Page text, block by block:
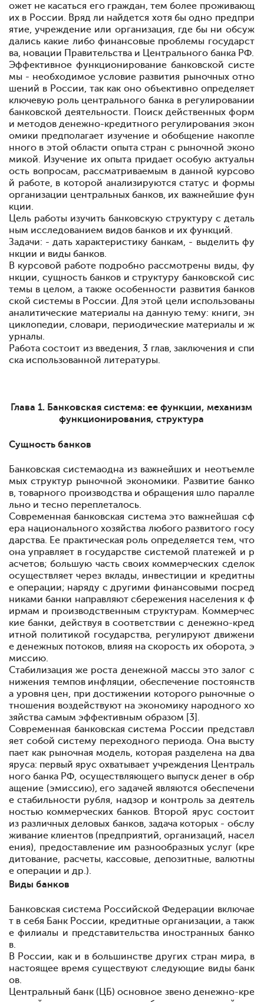
ожет не касаться его граждан, тем более проживающ
их в России. Вряд ли найдется хотя бы одно предпри
ятие, учреждение или организация, где бы ни обсуж
дались какие либо финансовые проблемы государст
ва, новации Правительства и Центрального банка РФ.
Эффективное функционирование банковской систе
мы - необходимое условие развития рыночных отно
шений в России, так как оно объективно определяет
ключевую роль центрального банка в регулировании
банковской деятельности. Поиск действенных форм
и методов денежно-кредитного регулирования экон
омики предполагает изучение и обобщение накопле
нного в этой области опыта стран с рыночной эконо
микой. Изучение их опыта придает особую актуальн
ость вопросам, рассматриваемым в данной курсово
й работе, в которой анализируются статус и формы
организации центральных банков, их важнейшие фун
кции.
Цель работы изучить банковскую структуру с деталь
ным исследованием видов банков и их функций.
Задачи: - дать характеристику банкам, - выделить фу
нкции и виды банков.
В курсовой работе подробно рассмотрены виды, фу
нкции, сущность банков и структуру банковской сис
темы в целом, а также особенности развития банков
ской системы в России. Для этой цели использованы
аналитические материалы на данную тему: книги, эн
циклопедии, словари, периодические материалы и ж
урналы.
Работа состоит из введения, 3 глав, заключения и спи
ска использованной литературы.
Глава 1. Банковская система: ее функции, механизм
функционирования, структура
Сущность банков
Банковская системаодна из важнейших и неотъемле
мых структур рыночной экономики. Развитие банко
в, товарного производства и обращения шло паралле
льно и тесно переплеталось.
Современная банковская система это важнейшая сф
ера национального хозяйства любого развитого госу
дарства. Ее практическая роль определяется тем, что
она управляет в государстве системой платежей и р
асчетов; большую часть своих коммерческих сделок
осуществляет через вклады, инвестиции и кредитны
е операции; наряду с другими финансовыми посред
никами банки направляют сбережения населения к ф
ирмам и производственным структурам. Коммерчес
кие банки, действуя в соответствии с денежно-кред
итной политикой государства, регулируют движени
е денежных потоков, влияя на скорость их оборота, э
миссию.
Стабилизация же роста денежной массыэто залог с
нижения темпов инфляции, обеспечение постоянств
а уровня цен, при достижении которого рыночные о
тношения воздействуют на экономику народного хо
зяйства самым эффективным образом [3].
Современная банковская система России представл
яет собой систему переходного периода. Она высту
пает как рыночная модель, которая разделена на два
яруса: первый ярус охватывает учреждения Централь
ного банка РФ, осуществляющего выпуск денег в обр
ащение (эмиссию), его задачей являются обеспечени
е стабильности рубля, надзор и контроль за деятель
ностью коммерческих банков. Второй ярус состоит
из различных деловых банков, задача которых - обслу
живание клиентов (предприятий, организаций, насел
ения), предоставление им разнообразных услуг (кре
дитование, расчеты, кассовые, депозитные, валютны
е операции и др.).
Виды банков
Банковская система Российской Федерации включае
т в себя Банк России, кредитные организации, а такж
е филиалы и представительства иностранных банко
в.
В России, как и в большинстве других стран мира, в
настоящее время существуют следующие виды банк
ов.
Центральный банк (ЦБ)основное звено денежно-кре